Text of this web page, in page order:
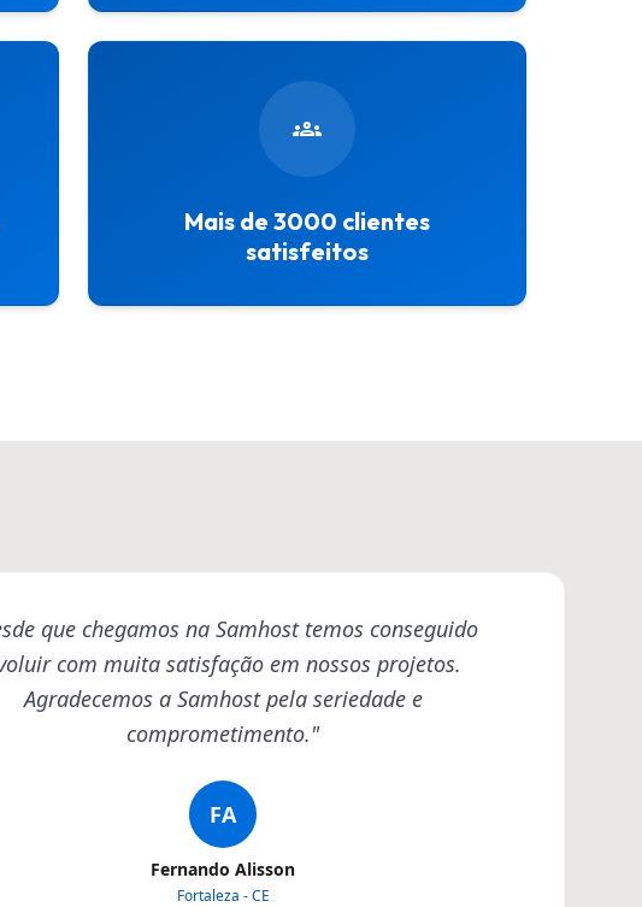
groups
Mais de 3000 clientes
satisfeitos
que chegamos na Samhost temos conseguido
com muita satisfação em nossos projetos.
Agradecemos a Samhost pela seriedade e
comprometimento."
FA
Fernando Alisson
Fortaleza - CE